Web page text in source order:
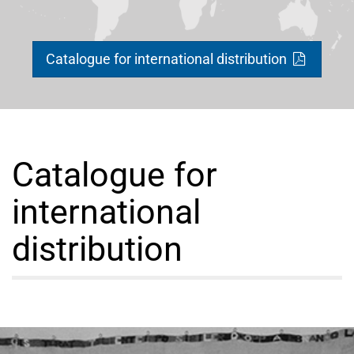
Catalogue for international distribution
Catalogue for
international
distribution